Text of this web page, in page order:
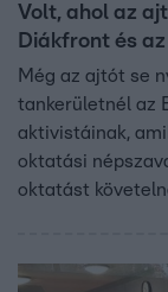
Volt, ahol az
Diákfront és
Még az ajtót se
tankerületnél az
aktivistáinak,
oktatási
oktatást
beavatkozás